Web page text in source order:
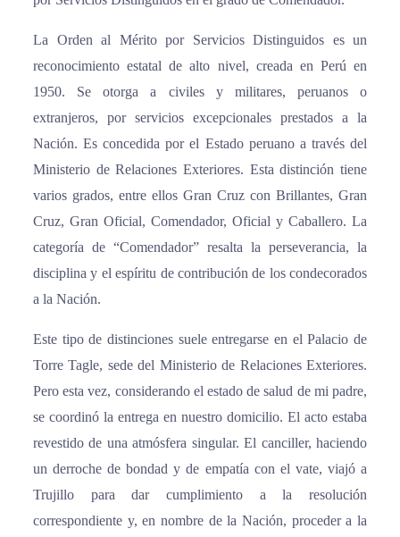
La Orden al Mérito por Servicios Distinguidos es un
reconocimiento estatal de alto nivel, creada en Perú en
1950. Se otorga a civiles y militares, peruanos o
extranjeros, por servicios excepcionales prestados a la
Nación. Es concedida por el Estado peruano a través del
Ministerio de Relaciones Exteriores. Esta distinción tiene
varios grados, entre ellos Gran Cruz con Brillantes, Gran
Cruz, Gran Oficial, Comendador, Oficial y Caballero. La
categoría de “Comendador” resalta la perseverancia, la
disciplina y el espíritu de contribución de los condecorados
a la Nación.
Este tipo de distinciones suele entregarse en el Palacio de
Torre Tagle, sede del Ministerio de Relaciones Exteriores.
Pero esta vez, considerando el estado de salud de mi padre,
se coordinó la entrega en nuestro domicilio. El acto estaba
revestido de una atmósfera singular. El canciller, haciendo
un derroche de bondad y de empatía con el vate, viajó a
Trujillo para dar cumplimiento a la resolución
correspondiente y, en nombre de la Nación, proceder a la